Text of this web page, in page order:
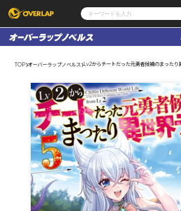
コミックガルド
コミッククリエ
文庫
ノベルス
その他
コミックエッセイ
ポケットモンスター
アニメ
ゲーム
通販・
OVERLAP
オーバーラ
企業
会社概要
採用情報
アクセス
オーバーラップホールディングス
お問い合
オーバーラップ文庫
オーバーラップノベルス
TOP オーバーラップノベルス Lv2からチートだった元勇者候補のまったり